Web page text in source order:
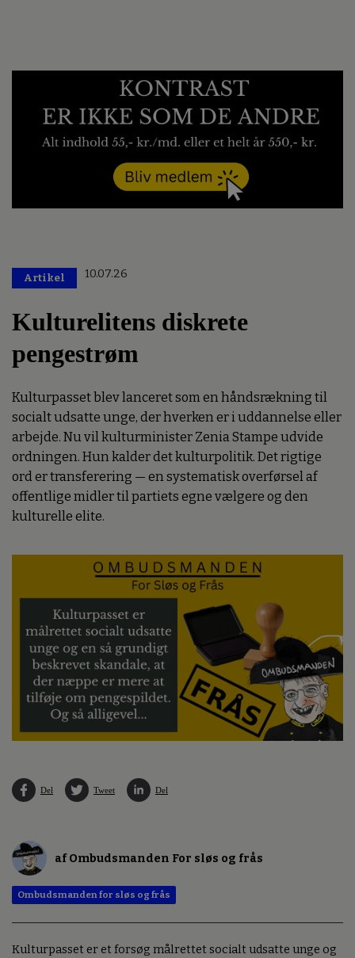
Artikel 10.07.26
Kulturelitens diskrete
pengestrøm
Kulturpasset blev lanceret som en håndsrækning til
socialt udsatte unge, der hverken er i uddannelse eller
arbejde. Nu vil kulturminister Zenia Stampe udvide
ordningen. Hun kalder det kulturpolitik. Det rigtige
ord er transferering — en systematisk overførsel af
offentlige midler til partiets egne vælgere og den
kulturelle elite.
Del Tweet Del
af Ombudsmanden For sløs og frås
Ombudsmanden for sløs og frås
Kulturpasset er et forsøg målrettet socialt udsatte unge og